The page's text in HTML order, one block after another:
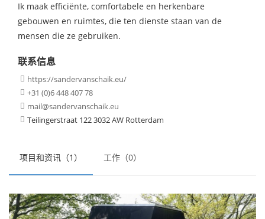
项目和资讯（1） 工作（0）
Ik maak efficiënte, comfortabele en herkenbare
gebouwen en ruimtes, die ten dienste staan van de
mensen die ze gebruiken.
联系信息
 https://sandervanschaik.eu/
 +31 (0)6 448 407 78
 mail@sandervanschaik.eu
 Teilingerstraat 122 3032 AW Rotterdam